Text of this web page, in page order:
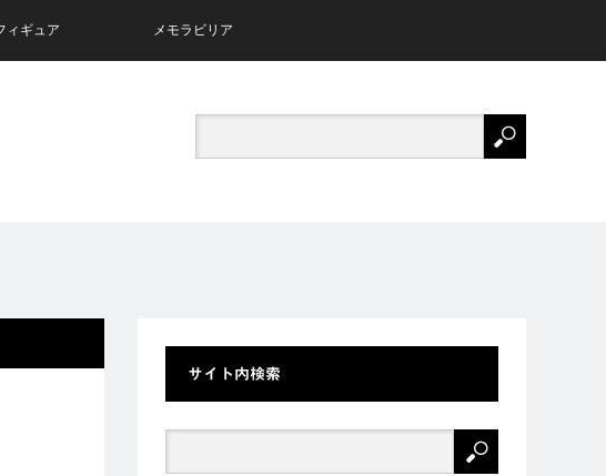
ィギュア メモラビリア
サイト内検索